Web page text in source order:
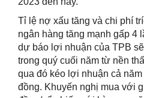
Tỉ lệ nợ xấu tăng và chi phí
ngân hàng tăng mạnh gấp 4
dự báo lợi nhuận của TPB
trong quý cuối năm từ nền
qua đó kéo lợi nhuận cả
đồng. Khuyến nghị mua với